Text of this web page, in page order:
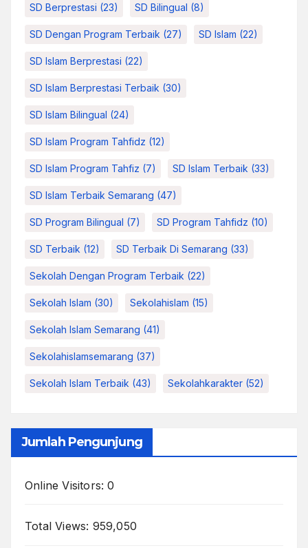
SD Berprestasi (23) SD Bilingual (8)
SD Dengan Program Terbaik (27) SD Islam (22)
SD Islam Berprestasi (22)
SD Islam Berprestasi Terbaik (30)
SD Islam Bilingual (24)
SD Islam Program Tahfidz (12)
SD Islam Program Tahfiz (7) SD Islam Terbaik (33)
SD Islam Terbaik Semarang (47)
SD Program Bilingual (7) SD Program Tahfidz (10)
SD Terbaik (12) SD Terbaik Di Semarang (33)
Sekolah Dengan Program Terbaik (22)
Sekolah Islam (30) Sekolahislam (15)
Sekolah Islam Semarang (41)
Sekolahislamsemarang (37)
Sekolah Islam Terbaik (43) Sekolahkarakter (52)
Jumlah Pengunjung
Online Visitors:0
Total Views: 959,050